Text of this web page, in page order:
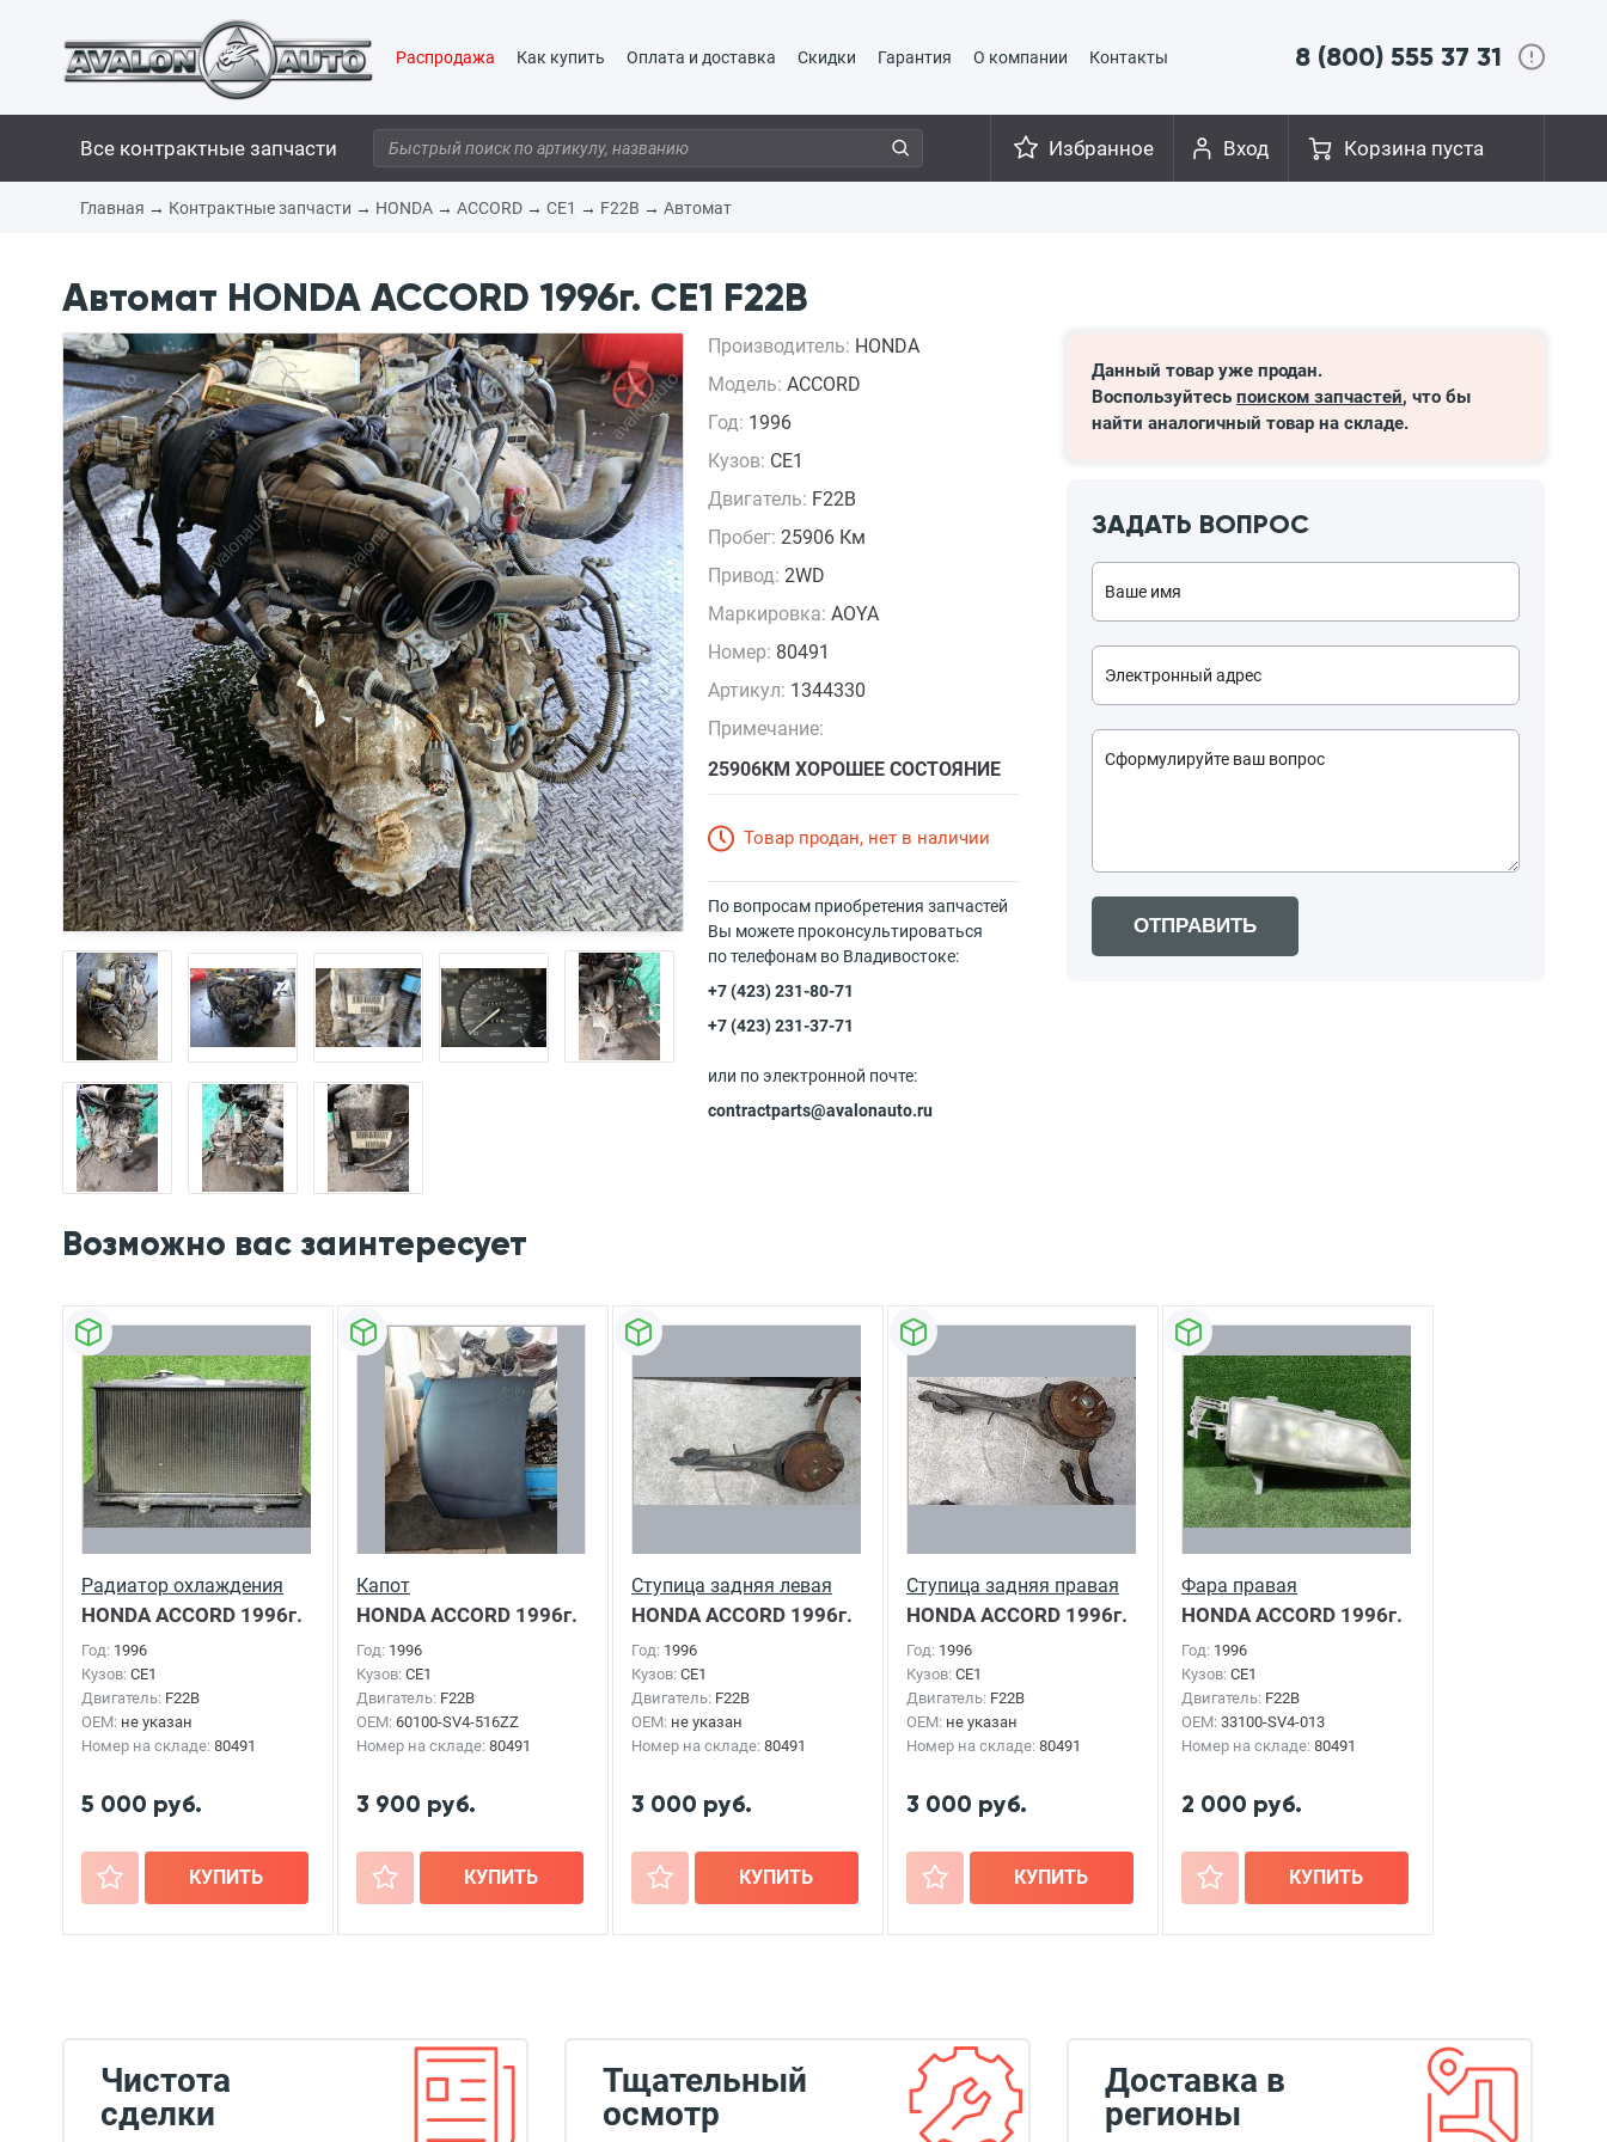
Распродажа Как купить Оплата и доставка Скидки Гарантия О компании Контакты 8 (800) 555 37 31
Все контрактные запчасти Корзина пуста
Вход
Избранное
Главная → Контрактные запчасти → HONDA → ACCORD → CE1 → F22B → Автомат
Автомат HONDA ACCORD 1996г. CE1 F22B
Производитель: HONDA
Модель: ACCORD
Год: 1996
Кузов: CE1
Двигатель: F22B
Пробег: 25906 Км
Привод: 2WD
Маркировка: AOYA
Номер: 80491
Артикул: 1344330
Примечание:
25906КМ ХОРОШЕЕ СОСТОЯНИЕ
Товар продан, нет в наличии
По вопросам приобретения запчастей
Вы можете проконсультироваться
по телефонам во Владивостоке:
+7 (423) 231-80-71
+7 (423) 231-37-71
или по электронной почте:
contractparts@avalonauto.ru
Данный товар уже продан.
Воспользуйтесь поиском запчастей, что бы
найти аналогичный товар на складе.
ЗАДАТЬ ВОПРОС
ОТПРАВИТЬ
Возможно вас заинтересует
Радиатор охлаждения
HONDA ACCORD 1996г.
Год: 1996
Кузов: CE1
Двигатель: F22B
OEM: не указан
Номер на складе: 80491
5 000 руб.
+ КУПИТЬ
Капот
HONDA ACCORD 1996г.
Год: 1996
Кузов: CE1
Двигатель: F22B
OEM: 60100-SV4-516ZZ
Номер на складе: 80491
3 900 руб.
+ КУПИТЬ
Ступица задняя левая
HONDA ACCORD 1996г.
Год: 1996
Кузов: CE1
Двигатель: F22B
OEM: не указан
Номер на складе: 80491
3 000 руб.
+ КУПИТЬ
Ступица задняя правая
HONDA ACCORD 1996г.
Год: 1996
Кузов: CE1
Двигатель: F22B
OEM: не указан
Номер на складе: 80491
3 000 руб.
+ КУПИТЬ
Фара правая
HONDA ACCORD 1996г.
Год: 1996
Кузов: CE1
Двигатель: F22B
OEM: 33100-SV4-013
Номер на складе: 80491
2 000 руб.
+ КУПИТЬ
Чистота
сделки
Тщательный
осмотр
Доставка в
регионы